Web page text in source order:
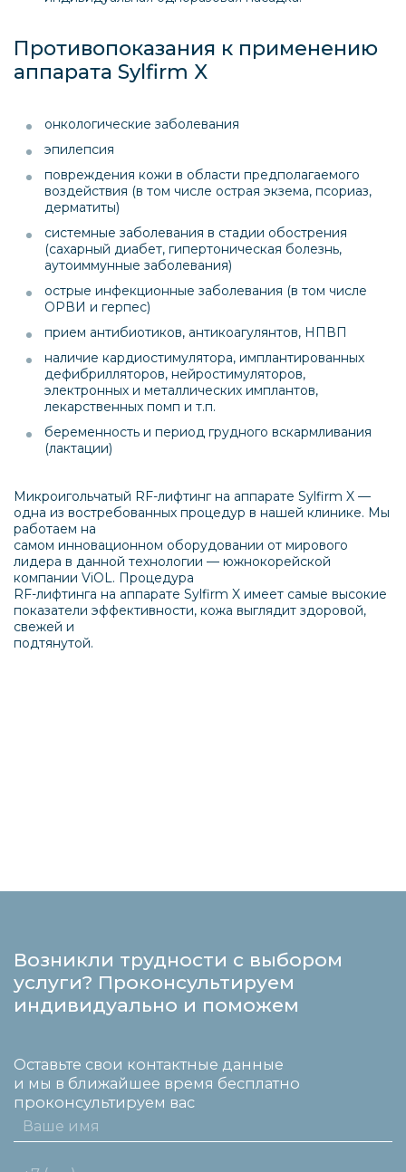
Противопоказания к применению
аппарата Sylfirm X
онкологические заболевания
эпилепсия
повреждения кожи в области предполагаемого
воздействия (в том числе острая экзема, псориаз,
дерматиты)
системные заболевания в стадии обострения
(сахарный диабет, гипертоническая болезнь,
аутоиммунные заболевания)
острые инфекционные заболевания (в том числе
ОРВИ и герпес)
прием антибиотиков, антикоагулянтов, НПВП
наличие кардиостимулятора, имплантированных
дефибрилляторов, нейростимуляторов,
электронных и металлических имплантов,
лекарственных помп и т.п.
беременность и период грудного вскармливания
(лактации)
Микроигольчатый RF-лифтинг на аппарате Sylfirm X —
одна из востребованных процедур в нашей клинике. Мы
работаем на
самом инновационном оборудовании от мирового
лидера в данной технологии — южнокорейской
компании ViOL. Процедура
RF-лифтинга на аппарате Sylfirm X имеет самые высокие
показатели эффективности, кожа выглядит здоровой,
свежей и
подтянутой.
Возникли трудности с выбором
услуги? Проконсультируем
индивидуально и поможем
Оставьте свои контактные данные
и мы в ближайшее время бесплатно
проконсультируем вас